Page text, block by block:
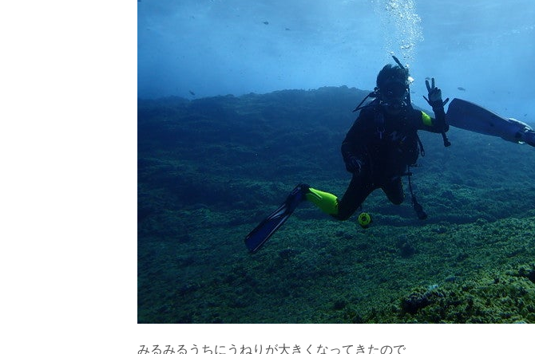
みるみるうちにうねりが大きくなってきたので
ルスイムでは、これら以外にも想定できないトラブルが発生する可能性があります。
参加者はこれらのリスクを理解し、傷害や損害につながった場合、またはその他いかなる
承諾しました。
上記承諾
閉